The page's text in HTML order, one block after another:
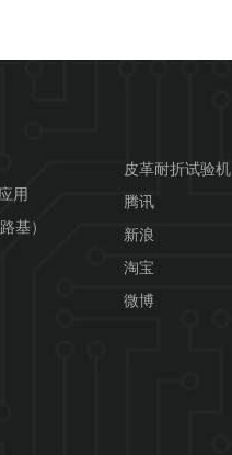
用
基）
皮革耐折试验机
腾讯
新浪
淘宝
微博